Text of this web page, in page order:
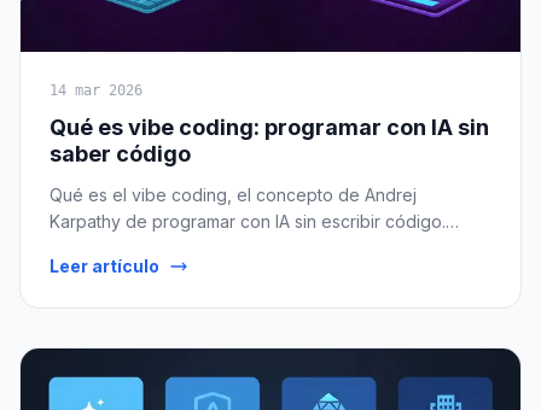
14 mar 2026
Qué es vibe coding: programar con IA sin
saber código
Qué es el vibe coding, el concepto de Andrej
Karpathy de programar con IA sin escribir código.
y Bolt, ejemplos reales y el futuro del desarrollo.
Leer artículo